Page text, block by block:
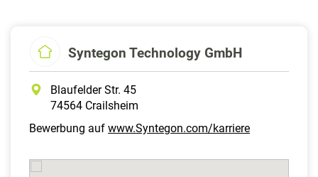
Syntegon Technology GmbH
Blaufelder Str. 45
74564 Crailsheim
Bewerbung auf www.Syntegon.com/karriere